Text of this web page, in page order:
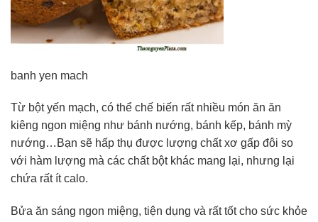
banh yen mach
Từ bột yến mạch, có thể chế biến rất nhiều món ăn ăn
kiêng ngon miệng như bánh nướng, bánh kếp, bánh mỳ
nướng…Bạn sẽ hấp thụ được lượng chất xơ gấp đôi so
với hàm lượng mà các chất bột khác mang lại, nhưng lại
chứa rất ít calo.
Bửa ăn sáng ngon miệng, tiện dụng và rất tốt cho sức khỏe